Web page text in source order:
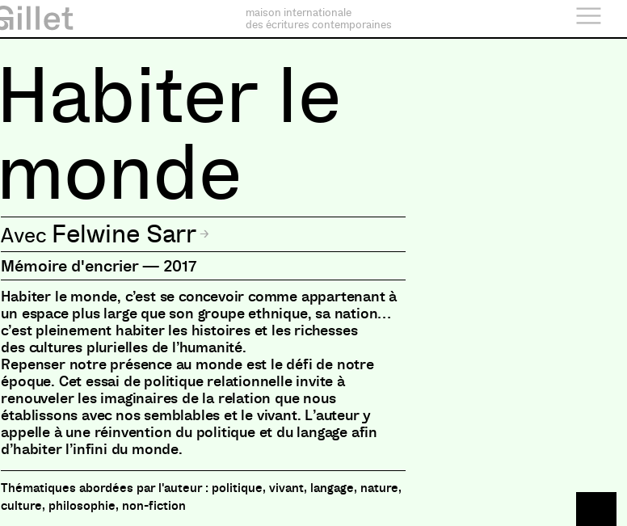
maison internationale
des écritures contemporaines
Habiter le
monde
Felwine Sarr
Mémoire d'encrier— 2017
Habiter le monde, c’est se concevoir comme appartenant à
un espace plus large que son groupe ethnique, sa nation…
c’est pleinement habiter les histoires et les richesses
des cultures plurielles de l’humanité.
Repenser notre présence au monde est le défi de notre
époque. Cet essai de politique relationnelle invite à
renouveler les imaginaires de la relation que nous
établissons avec nos semblables et le vivant. L’auteur y
appelle à une réinvention du politique et du langage afin
d’habiter l’infini du monde.
politique, vivant, langage, nature,
culture, philosophie, non-fiction